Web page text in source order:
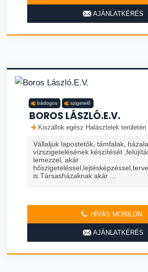
AJÁNLATKÉRÉS
bádogos szigetelő
BOROS LÁSZLÓ.E.V.
Kiszállok egész Halásztelek területén
Vállaljuk lapostetők, támfalak,
vízszigetelésének készítését
lemezzel, akár
is.Társasházaknak akár ...
HÍVÁS MOBILON
AJÁNLATKÉRÉS